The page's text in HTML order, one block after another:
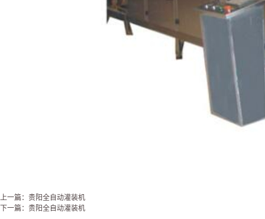
上一篇：贵阳全自动灌装机
下一篇：贵阳全自动灌装机